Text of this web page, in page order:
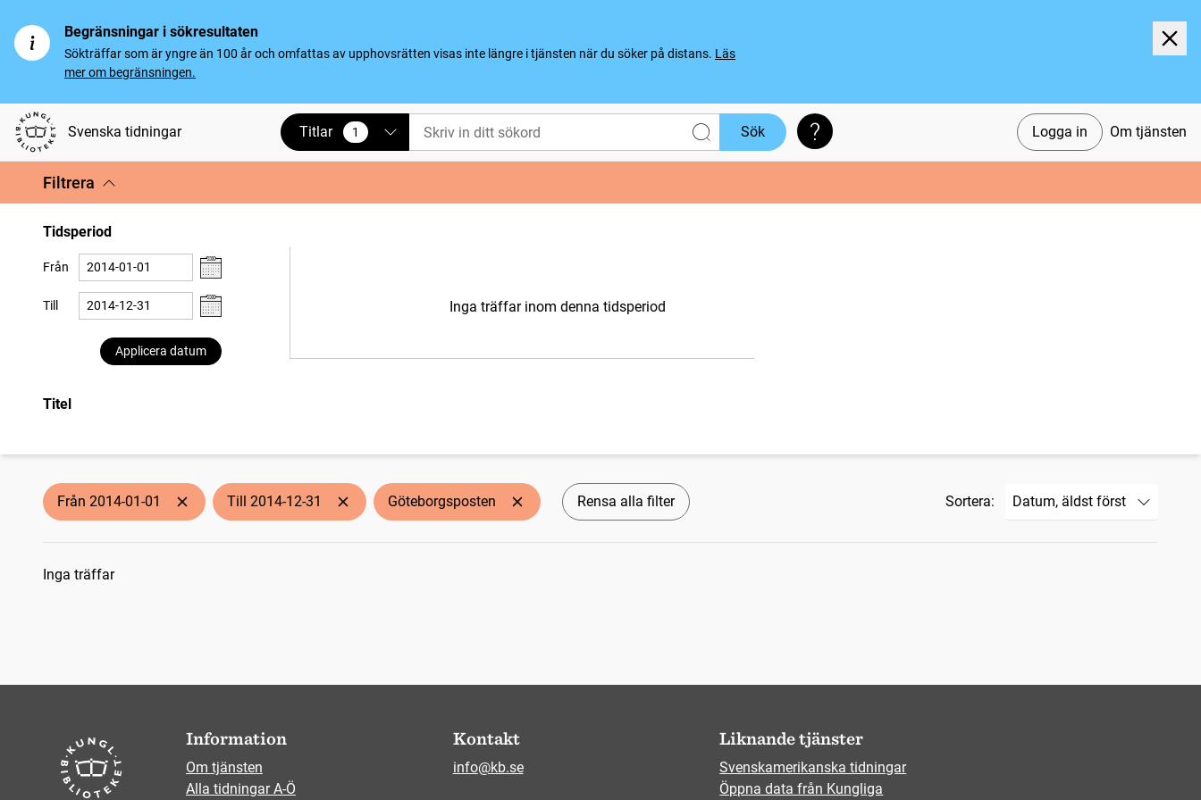
Begränsningar i sökresultaten
Sökträffar som är yngre än 100 år och omfattas av upphovsrätten visas inte längre i tjänsten när du söker på distans. Läs
mer om begränsningen.
Svenska tidningar Logga in Om tjänsten
Titlar 1
vald Sök Söktips
Filtrera
Tidsperiod
Från
Till
Applicera datum
Inga träffar inom denna tidsperiod
Titel
Från 2014-01-01 Till 2014-12-31 Göteborgsposten Rensa alla filter Sortera:
Sökresultat
Inga träffar
Information
Om tjänsten
Alla tidningar A-Ö
Kontakt
info@kb.se
Liknande tjänster
Svenskamerikanska tidningar
Öppna data från Kungliga